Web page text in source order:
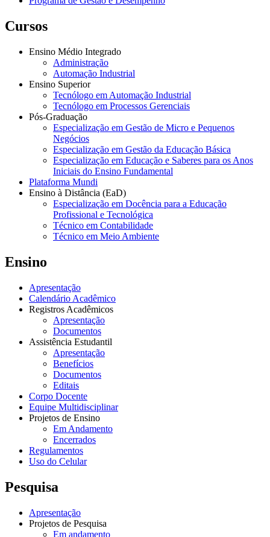
Cursos
Ensino Médio Integrado
Administração
Automação Industrial
Ensino Superior
Tecnólogo em Automação Industrial
Tecnólogo em Processos Gerenciais
Pós-Graduação
Especialização em Gestão de Micro e Pequenos
Negócios
Especialização em Gestão da Educação Básica
Especialização em Educação e Saberes para os Anos
Iniciais do Ensino Fundamental
Plataforma Mundi
Ensino à Distância (EaD)
Especialização em Docência para a Educação
Profissional e Tecnológica
Técnico em Contabilidade
Técnico em Meio Ambiente
Ensino
Apresentação
Calendário Acadêmico
Registros Acadêmicos
Apresentação
Documentos
Assistência Estudantil
Apresentação
Benefícios
Documentos
Editais
Corpo Docente
Equipe Multidisciplinar
Projetos de Ensino
Em Andamento
Encerrados
Regulamentos
Uso do Celular
Pesquisa
Apresentação
Projetos de Pesquisa
Em andamento